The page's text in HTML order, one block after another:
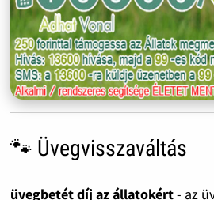
🐾 Üvegvisszaváltás
üvegbetét díj az állatokért- az